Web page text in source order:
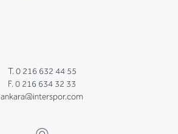
T. 0 216 632 44 55
F. 0 216 634 32 33
ankara@interspor.com